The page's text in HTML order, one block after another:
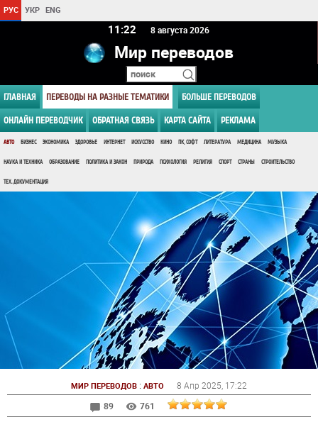
РУС УКР ENG
11 22 8 августа 2026
Мир переводов
ГЛАВНАЯ ПЕРЕВОДЫ НА РАЗНЫЕ ТЕМАТИКИ БОЛЬШЕ ПЕРЕВОДОВ
ОНЛАЙН ПЕРЕВОДЧИК ОБРАТНАЯ СВЯЗЬ КАРТА САЙТА РЕКЛАМА
АВТО БИЗНЕС ЭКОНОМИКА ЗДОРОВЬЕ ИНТЕРНЕТ ИСКУССТВО КИНО ПК, СОФТ ЛИТЕРАТУРА МЕДИЦИНА МУЗЫКА
НАУКА И ТЕХНИКА ОБРАЗОВАНИЕ ПОЛИТИКА И ЗАКОН ПРИРОДА ПСИХОЛОГИЯ РЕЛИГИЯ СПОРТ СТРАНЫ СТРОИТЕЛЬСТВО
ТЕХ. ДОКУМЕНТАЦИЯ
МИР ПЕРЕВОДОВ : АВТО 8 Апр 2025 , 17:22
89
761